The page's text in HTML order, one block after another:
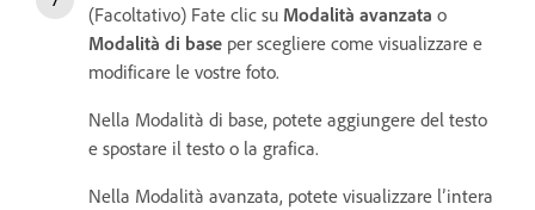
(Facoltativo) Fate clic su Modalità avanzata o
Modalità di base per scegliere come visualizzare e
modificare le vostre foto.
Nella Modalità di base, potete aggiungere del testo
e spostare il testo o la grafica.
Nella Modalità avanzata, potete visualizzare l’intera